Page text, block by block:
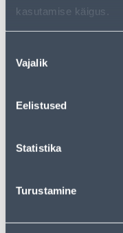
kasutamise käigus.
valik
Vajalik
Eelistused
Statistika
Turustamine
PREMIUM
12.99 € / tk